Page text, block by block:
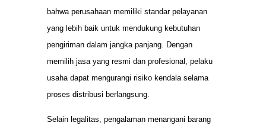
bahwa perusahaan memiliki standar pelayanan
yang lebih baik untuk mendukung kebutuhan
pengiriman dalam jangka panjang. Dengan
memilih jasa yang resmi dan profesional, pelaku
usaha dapat mengurangi risiko kendala selama
proses distribusi berlangsung.
Selain legalitas, pengalaman menangani barang